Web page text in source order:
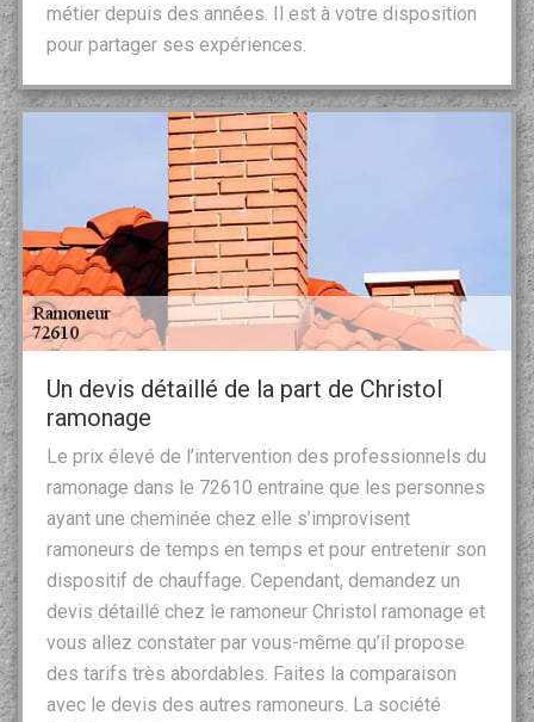
métier depuis des années. Il est à votre disposition
pour partager ses expériences.
Un devis détaillé de la part de Christol
ramonage
Le prix élevé de l’intervention des professionnels du
ramonage dans le 72610 entraine que les personnes
ayant une cheminée chez elle s’improvisent
ramoneurs de temps en temps et pour entretenir son
dispositif de chauffage. Cependant, demandez un
devis détaillé chez le ramoneur Christol ramonage et
vous allez constater par vous-même qu’il propose
des tarifs très abordables. Faites la comparaison
avec le devis des autres ramoneurs. La société